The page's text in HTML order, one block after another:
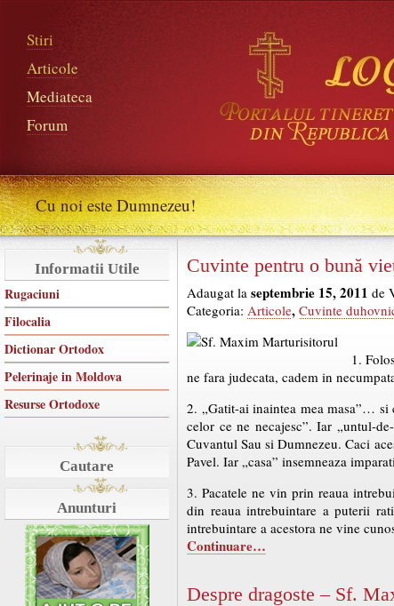
Stiri
Articole
Mediateca
Forum
Cu noi este Dumnezeu!
Informatii Utile
Rugaciuni
Filocalia
Dictionar Ortodox
Pelerinaje in Moldova
Resurse Ortodoxe
Cautare
Anunturi
Cuvinte pentru o bună
Adaugat la septembrie 15, 2011 de
Categoria: Articole, Cuvinte
1.
ne fara judecata, cadem in
2. „Gatit-ai inaintea mea masa”… si
celor ce ne necajesc”. Iar „untul-
Cuvantul Sau si Dumnezeu. Caci
Pavel. Iar „casa” insemneaza
3. Pacatele ne vin prin reaua
din reaua intrebuintare a puterii
intrebuintare a acestora ne vine
Continuare…
Despre dragoste – Sf.